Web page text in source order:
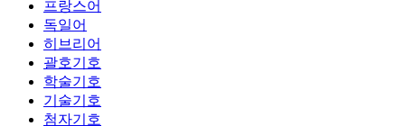
프랑스어
독일어
히브리어
괄호기호
학술기호
기술기호
첨자기호